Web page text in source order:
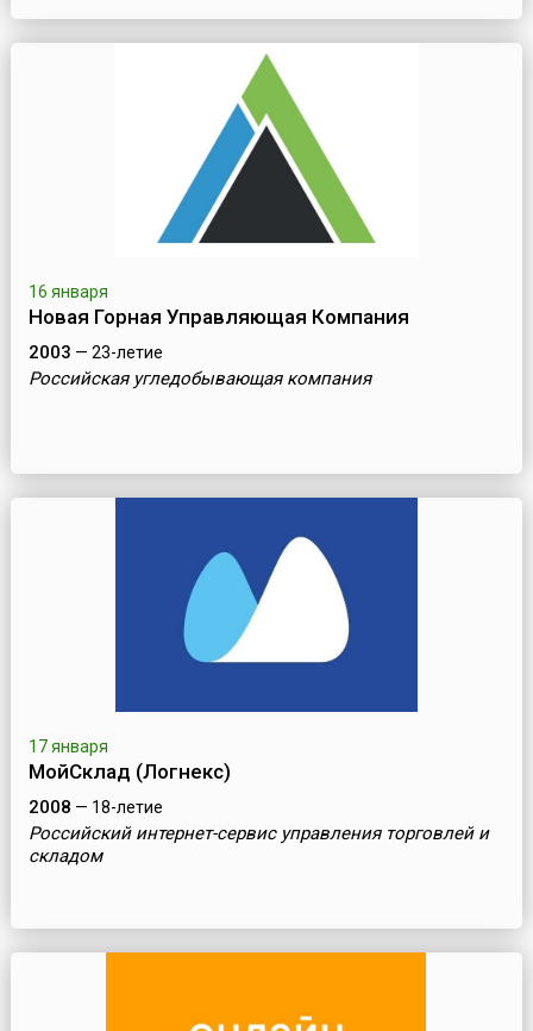
16 января
Новая Горная Управляющая Компания
2003 — 23-летие
Российская угледобывающая компания
17 января
МойСклад (Логнекс)
2008 — 18-летие
Российский интернет-сервис управления торговлей и
складом